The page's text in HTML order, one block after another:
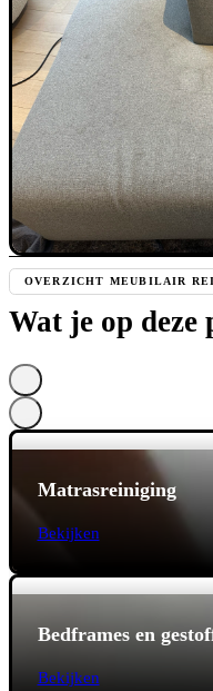
OVERZICHT MEUBILAIR
Wat je op
Matrasreiniging
Bekijken
Bedframes en
Bekijken